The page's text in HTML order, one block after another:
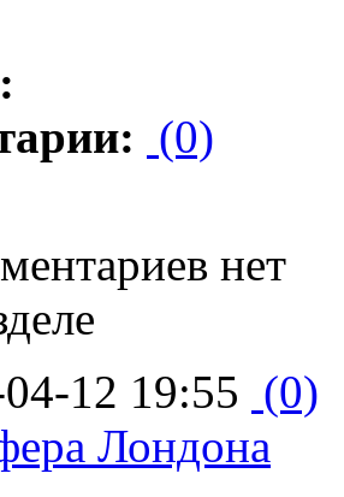
(0)
нет
12 19:55 (0)
Лондона